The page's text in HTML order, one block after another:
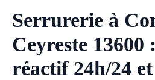
Serrurerie à
Ceyreste 13600
réactif 24h/24